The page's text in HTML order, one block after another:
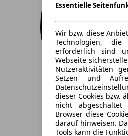
Essentielle
Wir bzw. diese
Technologien,
erforderlich sind
Webseite
Nutzeraktivitäten
Setzen und
dieser Cookies bzw.
nicht
Browser diese
darauf hinweisen.
Tools kann die